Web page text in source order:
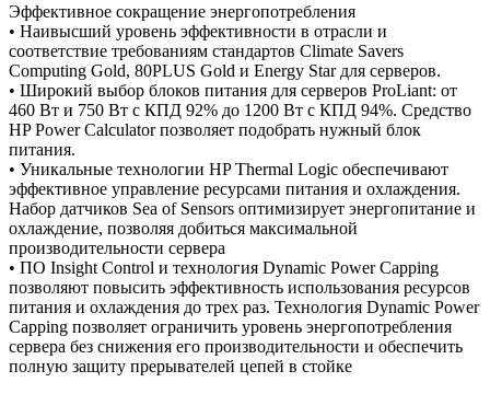
Эффективное сокращение энергопотребления
• Наивысший уровень эффективности в отрасли и
соответствие требованиям стандартов Climate Savers
Computing Gold, 80PLUS Gold и Energy Star для серверов.
• Широкий выбор блоков питания для серверов ProLiant: от
460 Вт и 750 Вт с КПД 92% до 1200 Вт с КПД 94%. Средство
HP Power Calculator позволяет подобрать нужный блок
питания.
• Уникальные технологии HP Thermal Logic обеспечивают
эффективное управление ресурсами питания и охлаждения.
Набор датчиков Sea of Sensors оптимизирует энергопитание и
охлаждение, позволяя добиться максимальной
производительности сервера
• ПО Insight Control и технология Dynamic Power Capping
позволяют повысить эффективность использования ресурсов
питания и охлаждения до трех раз. Технология Dynamic Power
Capping позволяет ограничить уровень энергопотребления
сервера без снижения его производительности и обеспечить
полную защиту прерывателей цепей в стойке